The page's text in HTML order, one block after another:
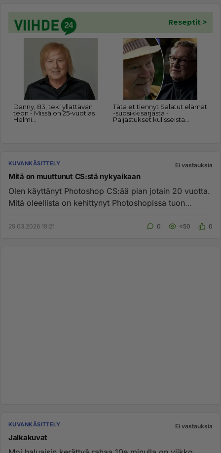
KUVANKÄSITTELY Ei vastauksia
Mitä on muuttunut CS:stä nykyaikaan
Olen käyttänyt Photoshop CS:ää pian jotain 20 vuotta.
Mitä oleellista on kehittynyt Photoshopissa tuon
25.03.2026 19:21 0 <50 0
KUVANKÄSITTELY Ei vastauksia
Jalkakuvat